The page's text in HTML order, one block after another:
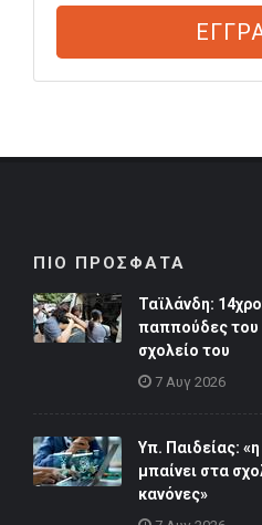
ΠΙΟ ΠΡΟΣΦΑΤΑ
Ταϊλάνδη:
παππούδες του
σχολείο του
7 Αυγ 2026
Υπ. Παιδείας:
μπαίνει στα
κανόνες»